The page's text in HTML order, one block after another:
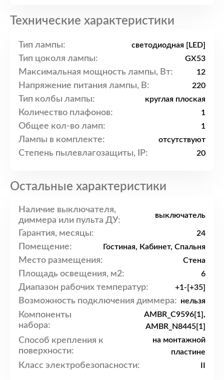
Технические характеристики
Тип лампы: светодиодная [LED]
Тип цоколя лампы: GX53
Максимальная мощность лампы, Вт: 12
Напряжение питания лампы, В: 220
Тип колбы лампы: круглая плоская
Количество плафонов: 1
Общее кол-во ламп: 1
Лампы в комплекте: отсутствуют
Степень пылевлагозащиты, IP: 20
Остальные характеристики
Наличие выключателя,
диммера или пульта ДУ:
выключатель
Гарантия, месяцы: 24
Помещение: Гостиная, Кабинет, Спальня
Место размещения: Стена
Площадь освещения, м2: 6
Диапазон рабочих температур: +1-[+35]
Возможность подключения диммера: нельзя
Компоненты
набора:
AMBR_C9596[1],
AMBR_N8445[1]
Способ крепления к
поверхности:
на монтажной
пластине
Класс электробезопасности: